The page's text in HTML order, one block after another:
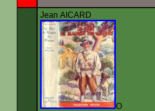
Jean AICARD
O